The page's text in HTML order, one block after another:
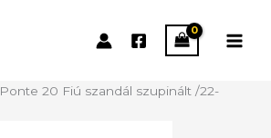
Ponte 20 Fiú szandál szupinált /22-